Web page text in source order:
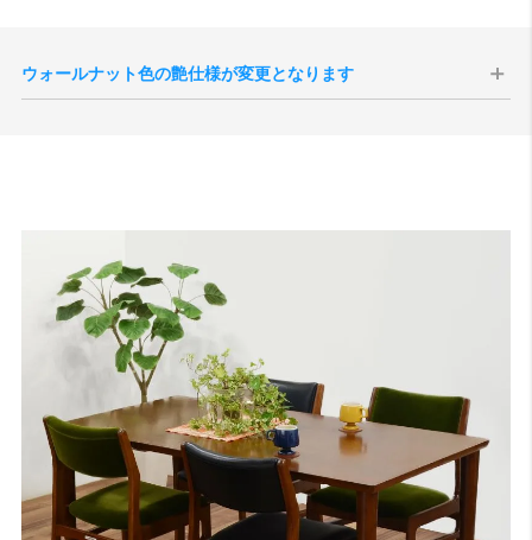
ウォールナット色の艶仕様が変更となります
サンプル画像1、サンプル画像2